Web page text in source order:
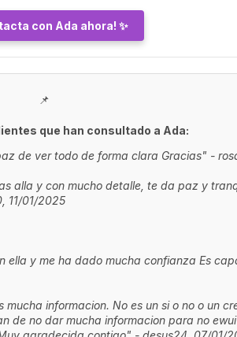
con Ada ahora! ✨
📌
que han consultado a Ada:
de ver todo de forma clara Gracias" -
alla y con mucho detalle, te da paz y
11/01/2025
y me ha dado mucha confianza Es
informacion. No es un si o no o un
de no dar mucha informacion para no